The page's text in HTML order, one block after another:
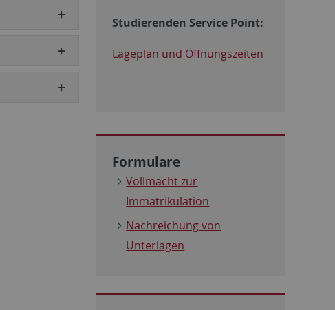
Studierenden Service Point:
Lageplan und Öffnungszeiten
Formulare
Vollmacht zur
Immatrikulation
Nachreichung von
Unterlagen